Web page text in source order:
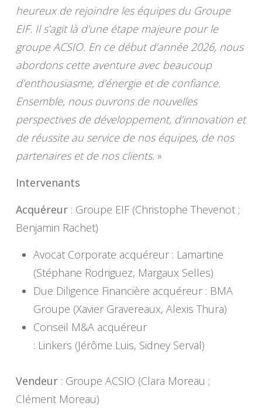
heureux de rejoindre les équipes du Groupe
EIF. Il s’agit là d’une étape majeure pour le
groupe ACSIO. En ce début d’année 2026, nous
abordons cette aventure avec beaucoup
d’enthousiasme, d’énergie et de confiance.
Ensemble, nous ouvrons de nouvelles
perspectives de développement, d’innovation et
de réussite au service de nos équipes, de nos
partenaires et de nos clients. »
Intervenants
Acquéreur: Groupe EIF (Christophe Thevenot ;
Benjamin Rachet)
Avocat Corporate acquéreur : Lamartine
(Stéphane Rodriguez, Margaux Selles)
Due Diligence Financière acquéreur : BMA
Groupe (Xavier Gravereaux, Alexis Thura)
Conseil M&A acquéreur
: Linkers (Jérôme Luis, Sidney Serval)
Vendeur : Groupe ACSIO (Clara Moreau ;
Clément Moreau)